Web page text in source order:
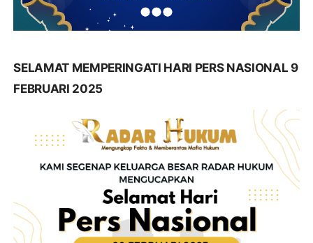
SELAMAT MEMPERINGATI HARI PERS NASIONAL 9
FEBRUARI 2025